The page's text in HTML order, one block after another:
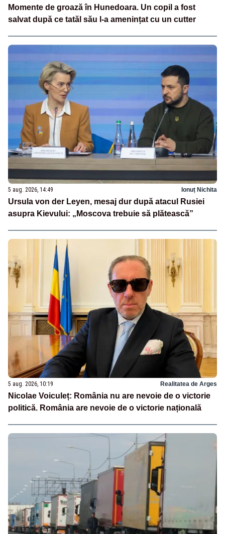
Momente de groază în Hunedoara. Un copil a fost
salvat după ce tatăl său l-a amenințat cu un cutter
5 aug. 2026, 14:49 Ionuț Nichita
Ursula von der Leyen, mesaj dur după atacul Rusiei
asupra Kievului: „Moscova trebuie să plătească”
5 aug. 2026, 10:19 Realitatea de Arges
Nicolae Voiculeț: România nu are nevoie de o victorie
politică. România are nevoie de o victorie națională